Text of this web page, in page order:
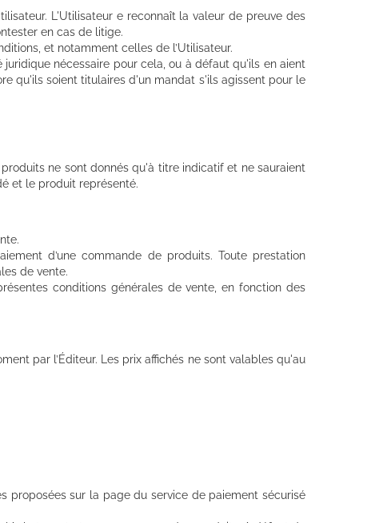
L'Utilisateur e reconnaît la valeur de preuve des
en cas de litige.
et notamment celles de l’Utilisateur.
nécessaire pour cela, ou à défaut qu'ils en aient
qu'ils soient titulaires d'un mandat s'ils agissent pour le
ne sont donnés qu'à titre indicatif et ne sauraient
et le produit représenté.
d’une commande de produits. Toute prestation
de vente.
conditions générales de vente, en fonction des
par l’Éditeur. Les prix affichés ne sont valables qu'au
proposées sur la page du service de paiement sécurisé